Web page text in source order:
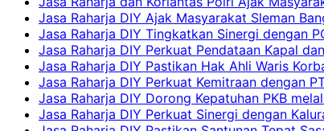
Jasa Raharja DIY Ajak Masyarakat Sleman
Jasa Raharja DIY Tingkatkan Sinergi dengan
Jasa Raharja DIY Perkuat Pendataan Kapal
Jasa Raharja DIY Pastikan Hak Ahli Waris
Jasa Raharja DIY Perkuat Kemitraan dengan
Jasa Raharja DIY Dorong Kepatuhan PKB
Jasa Raharja DIY Perkuat Sinergi dengan